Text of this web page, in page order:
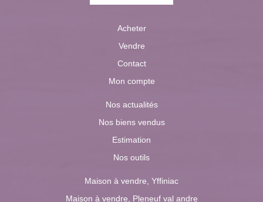
Acheter
Vendre
Contact
Mon compte
Nos actualités
Nos biens vendus
Estimation
Nos outils
Maison à vendre, Yffiniac
Maison à vendre, Pleneuf val andre